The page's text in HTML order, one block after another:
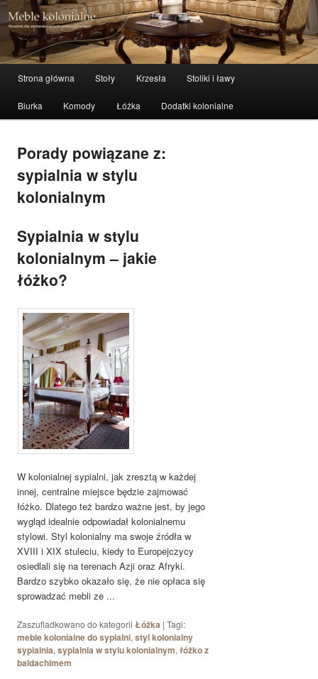
Meble kolonialne – zibi-meble.pl
meble stylowe, meble kolonialne i indyjskie
Przeskocz do tekstu
Przeskocz do widgetów
Strona główna Stoły Krzesła Stoliki i ławy
Biurka Komody Łóżka Dodatki kolonialne
Porady powiązane z:
sypialnia w stylu
kolonialnym
Sypialnia w stylu
kolonialnym – jakie
łóżko?
W kolonialnej sypialni, jak zresztą w każdej
innej, centralne miejsce będzie zajmować
łóżko. Dlatego też bardzo ważne jest, by jego
wygląd idealnie odpowiadał kolonialnemu
stylowi. Styl kolonialny ma swoje źródła w
XVIII i XIX stuleciu, kiedy to Europejczycy
osiedlali się na terenach Azji oraz Afryki.
Bardzo szybko okazało się, że nie opłaca się
sprowadzać mebli ze ...
Zaszufladkowano do kategorii Łóżka |Tagi:
meble kolonialne do sypialni,styl kolonialny
sypialnia,sypialnia w stylu kolonialnym,łóżko z
baldachimem